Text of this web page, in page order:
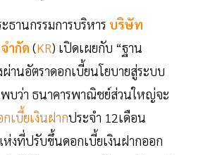
ธานกรรมการบริหาร บริษัท
ำกัด (KR) เปิดเผยกับ “ฐาน
ผ่านอัตราดอกเบี้ยนโยบายสู่ระบบ
บว่า ธนาคารพาณิชย์ส่วนใหญ่จะ
เบี้ยเงินฝากประจำ 12เดือน
ห่งที่ปรับขึ้นดอกเบี้ยเงินฝากออก